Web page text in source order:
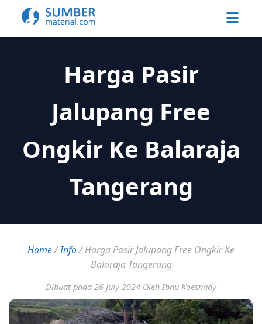
Harga Pasir
Jalupang Free
Ongkir Ke Balaraja
Tangerang
Home/Info/Harga Pasir Jalupang Free Ongkir Ke
Balaraja Tangerang
Dibuat pada 26 July 2024 Oleh Ibnu Koesnady